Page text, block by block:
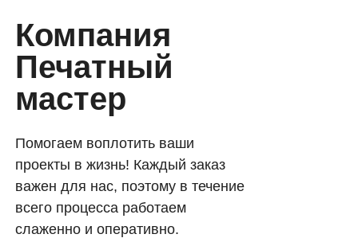
Помогаем воплотить ваши
проекты в жизнь! Каждый заказ
важен для нас, поэтому в течение
всего процесса работаем
слаженно и оперативно.
Компания
Печатный
мастер